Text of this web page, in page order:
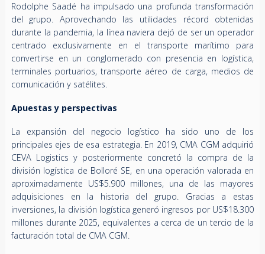
Rodolphe Saadé ha impulsado una profunda transformación
del grupo. Aprovechando las utilidades récord obtenidas
durante la pandemia, la línea naviera dejó de ser un operador
centrado exclusivamente en el transporte marítimo para
convertirse en un conglomerado con presencia en logística,
terminales portuarios, transporte aéreo de carga, medios de
comunicación y satélites.
Apuestas y perspectivas
La expansión del negocio logístico ha sido uno de los
principales ejes de esa estrategia. En 2019, CMA CGM adquirió
CEVA Logistics y posteriormente concretó la compra de la
división logística de Bolloré SE, en una operación valorada en
aproximadamente US$5.900 millones, una de las mayores
adquisiciones en la historia del grupo. Gracias a estas
inversiones, la división logística generó ingresos por US$18.300
millones durante 2025, equivalentes a cerca de un tercio de la
facturación total de CMA CGM.